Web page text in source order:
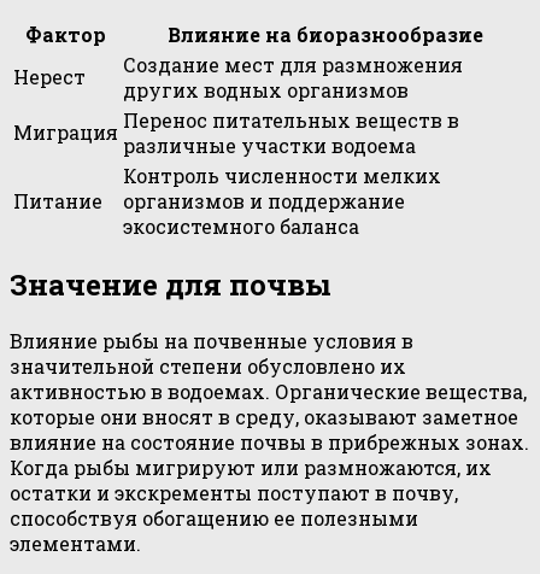
Фактор
Влияние на биоразнообразие
Нерест
Создание мест для размножения
других водных организмов
Миграция Перенос питательных веществ в
различные участки водоема
Питание
Контроль численности мелких
организмов и поддержание
экосистемного баланса
Значение для почвы
Влияние рыбы на почвенные условия в
значительной степени обусловлено их
активностью в водоемах. Органические вещества,
которые они вносят в среду, оказывают заметное
влияние на состояние почвы в прибрежных зонах.
Когда рыбы мигрируют или размножаются, их
остатки и экскременты поступают в почву,
способствуя обогащению ее полезными
элементами.